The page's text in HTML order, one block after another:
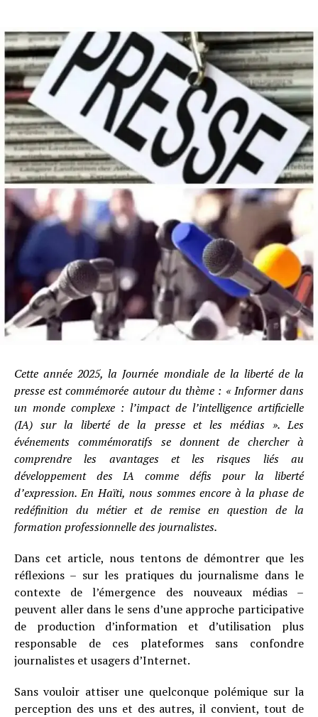
Cette année 2025, la Journée mondiale de la liberté de la
presse est commémorée autour du thème : « Informer dans
un monde complexe : l’impact de l’intelligence artificielle
(IA) sur la liberté de la presse et les médias ». Les
événements commémoratifs se donnent de chercher à
comprendre les avantages et les risques liés au
développement des IA comme défis pour la liberté
d’expression. En Haïti, nous sommes encore à la phase de
redéfinition du métier et de remise en question de la
formation professionnelle des journalistes.
Dans cet article, nous tentons de démontrer que les
réflexions – sur les pratiques du journalisme dans le
contexte de l’émergence des nouveaux médias –
peuvent aller dans le sens d’une approche participative
de production d’information et d’utilisation plus
responsable de ces plateformes sans confondre
journalistes et usagers d’Internet.
Sans vouloir attiser une quelconque polémique sur la
perception des uns et des autres, il convient, tout de